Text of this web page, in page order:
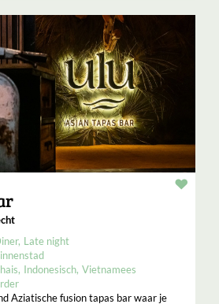
Late night
Indonesisch Vietnamees
Aziatische fusion tapas bar waar je